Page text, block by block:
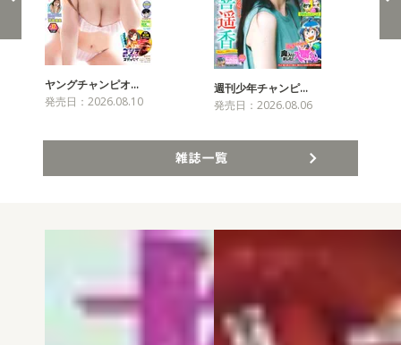
ヤングチャンピオ…
発売日：2026.08.10
週刊少年チャンピ…
発売日：2026.08.06